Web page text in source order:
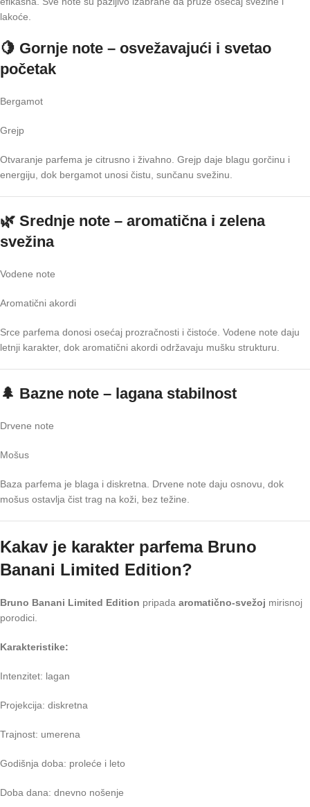
lakoće.
🍋 Gornje note – osvežavajući i svetao
početak
Bergamot
Grejp
Otvaranje parfema je citrusno i živahno. Grejp daje blagu gorčinu i
energiju, dok bergamot unosi čistu, sunčanu svežinu.
🌿 Srednje note – aromatična i zelena
svežina
Vodene note
Aromatični akordi
Srce parfema donosi osećaj prozračnosti i čistoće. Vodene note daju
letnji karakter, dok aromatični akordi održavaju mušku strukturu.
🌲 Bazne note – lagana stabilnost
Drvene note
Mošus
Baza parfema je blaga i diskretna. Drvene note daju osnovu, dok
mošus ostavlja čist trag na koži, bez težine.
Kakav je karakter parfema Bruno
Banani Limited Edition?
Bruno Banani Limited Edition pripada aromatično-svežoj mirisnoj
porodici.
Karakteristike:
Intenzitet: lagan
Projekcija: diskretna
Trajnost: umerena
Godišnja doba: proleće i leto
Doba dana: dnevno nošenje